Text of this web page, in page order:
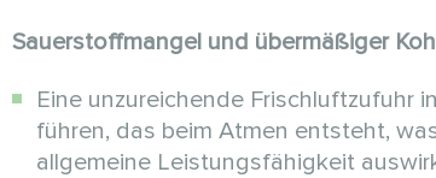
Sauerstoffmangel und übermäßiger
Eine unzureichende Frischluftzufuhr
führen, das beim Atmen entsteht,
allgemeine Leistungsfähigkeit